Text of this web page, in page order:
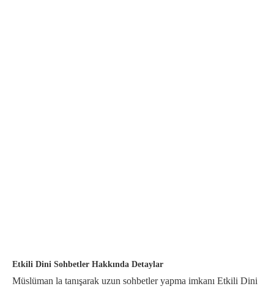
Etkili Dini Sohbetler Hakkında Detaylar
Müslüman la tanışarak uzun sohbetler yapma imkanı Etkili Dini